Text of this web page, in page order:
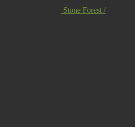
Stone Forest /